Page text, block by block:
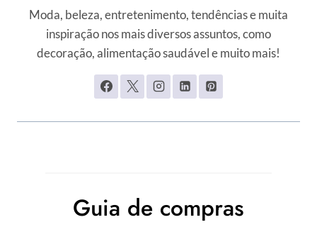
Moda, beleza, entretenimento, tendências e muita
inspiração nos mais diversos assuntos, como
decoração, alimentação saudável e muito mais!
Guia de compras